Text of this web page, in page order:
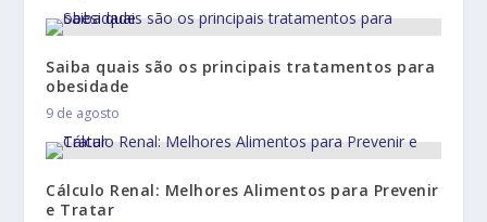
Saiba quais são os principais tratamentos para
obesidade
9 de agosto
Cálculo Renal: Melhores Alimentos para Prevenir
e Tratar